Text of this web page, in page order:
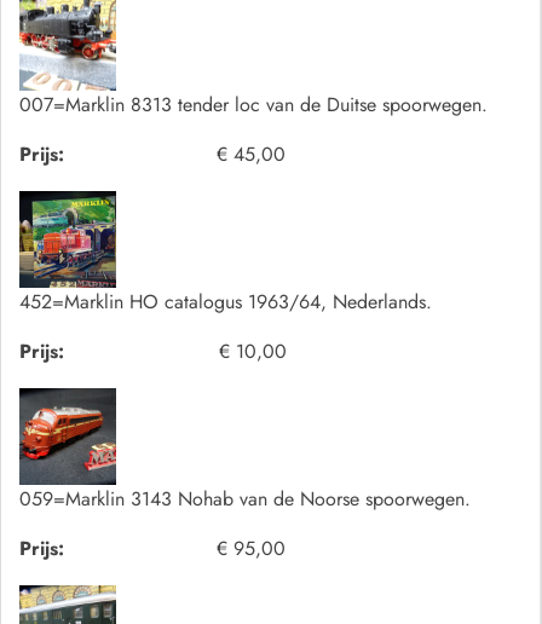
007=Marklin 8313 tender loc van de Duitse spoorwegen.
Prijs:
€ 45,00
452=Marklin HO catalogus 1963/64, Nederlands.
Prijs:
€ 10,00
059=Marklin 3143 Nohab van de Noorse spoorwegen.
Prijs:
€ 95,00